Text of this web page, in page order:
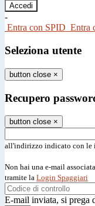
-
Entra con SPID Entra
Seleziona utente
button close ×
Recupero
button close ×
all'indirizzo indicato con le
Non hai una e-mail
tramite la Login Spaggiari
E-mail inviata, si prega